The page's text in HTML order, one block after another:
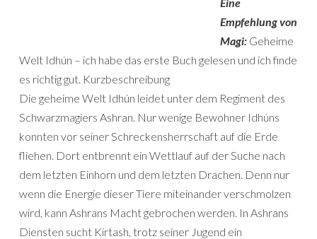
Empfehlung von
Magi: Geheime
Welt Idhún – ich habe das erste Buch gelesen und ich finde
es richtig gut. Kurzbeschreibung
Die geheime Welt Idhún leidet unter dem Regiment des
Schwarzmagiers Ashran. Nur wenige Bewohner Idhúns
konnten vor seiner Schreckensherrschaft auf die Erde
fliehen. Dort entbrennt ein Wettlauf auf der Suche nach
dem letzten Einhorn und dem letzten Drachen. Denn nur
wenn die Energie dieser Tiere miteinander verschmolzen
wird, kann Ashrans Macht gebrochen werden. In Ashrans
Diensten sucht Kirtash, trotz seiner Jugend ein